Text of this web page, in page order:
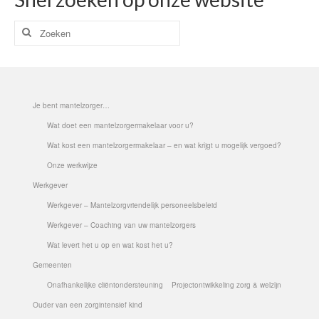
Ik ben lid van de Beroepsvereniging
Mantelzorg
Prinsenbeek- Breda- Etten Leur)
Inschrijfformulier
Booking Received
Full Day Booking
Time Slots Booking
Zoeken
naar:
Je bent mantelzorger…
Wat doet een mantelzorgermakelaar voor u?
Wat kost een mantelzorgermakelaar – en wat krijgt u mogelijk vergoed?
Onze werkwijze
Werkgever
Werkgever – Mantelzorgvriendelijk personeelsbeleid
Werkgever – Coaching van uw mantelzorgers
Wat levert het u op en wat kost het u?
Gemeenten
Onafhankelijke cliëntondersteuning
Projectontwikkeling zorg & welzijn
Ouder van een zorgintensief kind